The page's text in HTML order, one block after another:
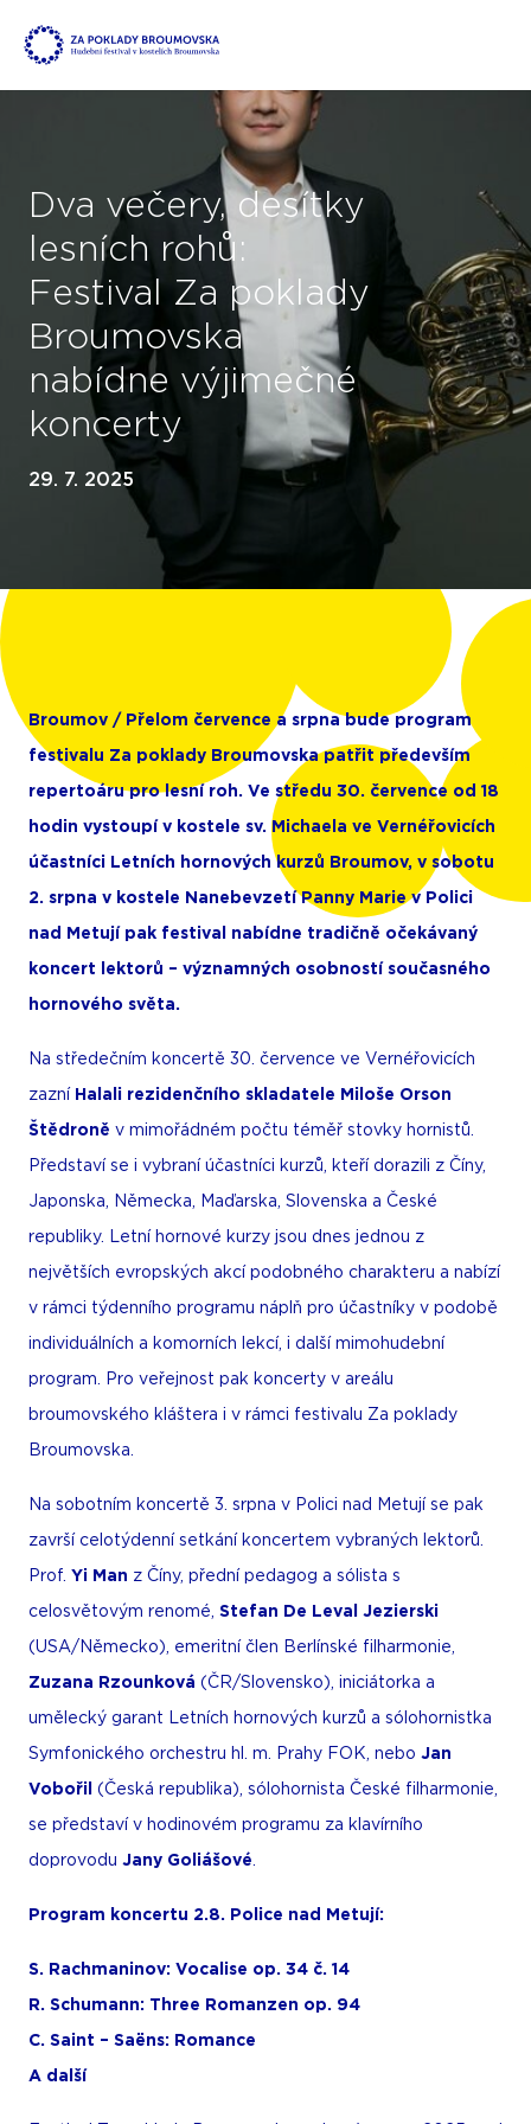
Dva večery, desítky
lesních rohů:
Festival Za poklady
Broumovska
nabídne výjimečné
koncerty
29. 7. 2025
Broumov / Přelom července a srpna bude program
festivalu Za poklady Broumovska patřit především
repertoáru pro lesní roh. Ve středu 30. července od 18
hodin vystoupí v kostele sv. Michaela ve Vernéřovicích
účastníci Letních hornových kurzů Broumov, v sobotu
2. srpna v kostele Nanebevzetí Panny Marie v Polici
nad Metují pak festival nabídne tradičně očekávaný
koncert lektorů – významných osobností současného
hornového světa.
Na středečním koncertě 30. července ve Vernéřovicích
zazní Halali rezidenčního skladatele Miloše Orson
Štědroně v mimořádném počtu téměř stovky hornistů.
Představí se i vybraní účastníci kurzů, kteří dorazili z Číny,
Japonska, Německa, Maďarska, Slovenska a České
republiky. Letní hornové kurzy jsou dnes jednou z
největších evropských akcí podobného charakteru a nabízí
v rámci týdenního programu náplň pro účastníky v podobě
individuálních a komorních lekcí, i další mimohudební
program. Pro veřejnost pak koncerty v areálu
broumovského kláštera i v rámci festivalu Za poklady
Broumovska.
Na sobotním koncertě 3. srpna v Polici nad Metují se pak
završí celotýdenní setkání koncertem vybraných lektorů.
Prof. Yi Man z Číny, přední pedagog a sólista s
celosvětovým renomé, Stefan De Leval Jezierski
(USA/Německo), emeritní člen Berlínské filharmonie,
Zuzana Rzounková (ČR/Slovensko), iniciátorka a
umělecký garant Letních hornových kurzů a sólohornistka
Symfonického orchestru hl. m. Prahy FOK, nebo Jan
Vobořil (Česká republika), sólohornista České filharmonie,
se představí v hodinovém programu za klavírního
doprovodu Jany Goliášové.
Program koncertu 2.8. Police nad Metují:
S. Rachmaninov: Vocalise op. 34 č. 14
R. Schumann: Three Romanzen op. 94
C. Saint – Saëns: Romance
A další